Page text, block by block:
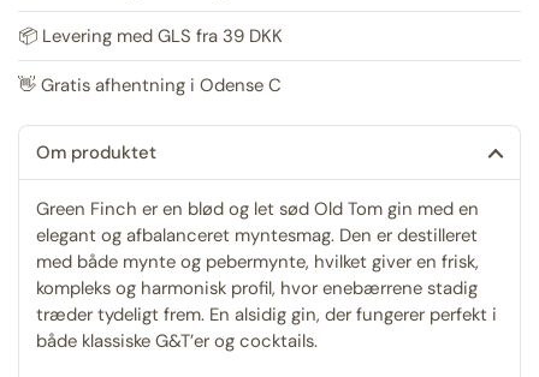
📦 Levering med GLS fra 39 DKK
👋 Gratis afhentning i Odense C
Om produktet
Green Finch er en blød og let sød Old Tom gin med en
elegant og afbalanceret myntesmag. Den er destilleret
med både mynte og pebermynte, hvilket giver en frisk,
kompleks og harmonisk profil, hvor enebærrene stadig
træder tydeligt frem. En alsidig gin, der fungerer perfekt i
både klassiske G&T’er og cocktails.